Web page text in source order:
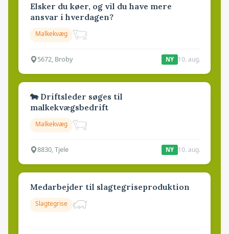
Elsker du køer, og vil du have mere
ansvar i hverdagen?
Malkekvæg
5672, Broby NY 10. aug.
🐄 Driftsleder søges til
malkekvægsbedrift
Malkekvæg
8830, Tjele NY 10. aug.
Medarbejder til slagtegriseproduktion
Slagtegrise